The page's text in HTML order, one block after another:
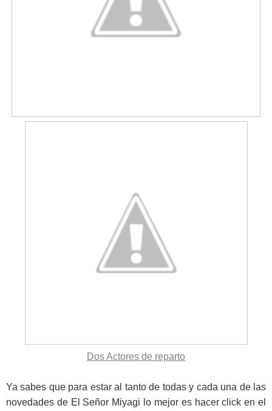
Dos Actores de reparto
Ya sabes que para estar al tanto de todas y cada una de las
novedades de El Señor Miyagi lo mejor es hacer click en el